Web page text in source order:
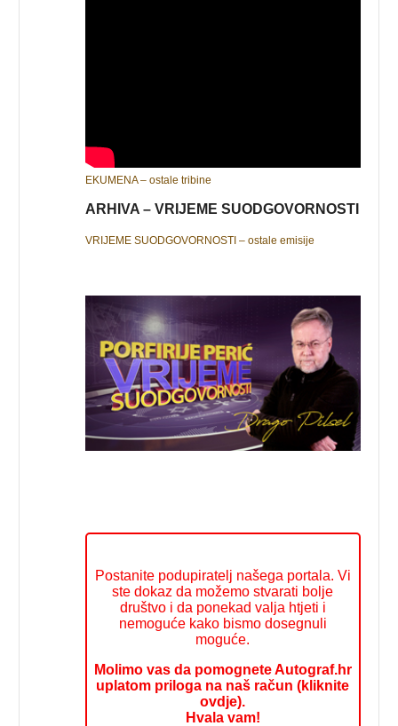
EKUMENA – ostale tribine
ARHIVA – VRIJEME SUODGOVORNOSTI
VRIJEME SUODGOVORNOSTI – ostale emisije
Postanite podupiratelj našega portala. Vi
ste dokaz da možemo stvarati bolje
društvo i da ponekad valja htjeti i
nemoguće kako bismo dosegnuli
moguće.
Molimo vas da pomognete Autograf.hr
uplatom priloga na naš račun (kliknite
ovdje).
Hvala vam!